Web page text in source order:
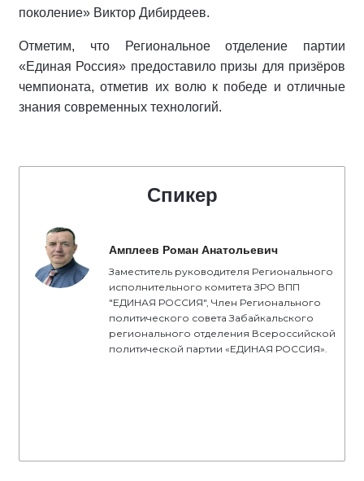
поколение» Виктор Дибирдеев.
Отметим, что Региональное отделение партии
«Единая Россия» предоставило призы для призёров
чемпионата, отметив их волю к победе и отличные
знания современных технологий.
Спикер
Амплеев Роман Анатольевич
Заместитель руководителя Регионального
исполнительного комитета ЗРО ВПП
"ЕДИНАЯ РОССИЯ", Член Регионального
политического совета Забайкальского
регионального отделения Всероссийской
политической партии «ЕДИНАЯ РОССИЯ».